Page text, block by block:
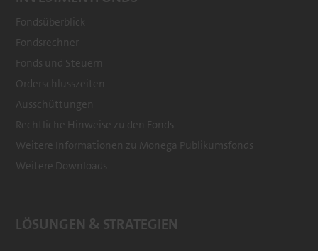
Footer
menu
Fondsüberblick
Fondsrechner
Fonds und Steuern
Orderschlusszeiten
Ausschüttungen
Rechtliche Hinweise zu den Fonds
Weitere Informationen zu Monega Publikumsfonds
Weitere Downloads
LÖSUNGEN & STRATEGIEN